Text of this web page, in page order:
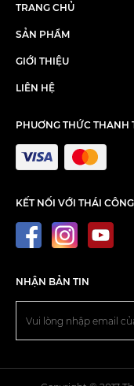
TRANG CHỦ
SẢN PHẨM
GIỚI THIỆU
LIÊN HỆ
PHUƠNG THỨC THANH
KẾT NỐI VỚI THÁI CÔNG
NHẬN BẢN TIN